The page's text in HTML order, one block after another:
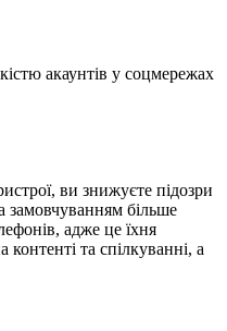
акаунтів у соцмережах
ви знижуєте підозри
замовчуванням більше
адже це їхня
контенті та спілкуванні, а